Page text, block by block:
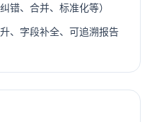
错、合并、标准化等）
、字段补全、可追溯报告